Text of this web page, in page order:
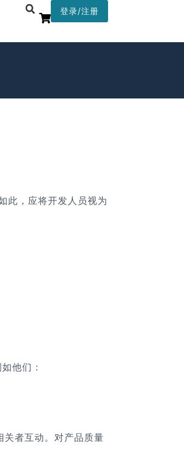
登录/注册
此，应将开发人员视为
他们：
者互动。对产品质量